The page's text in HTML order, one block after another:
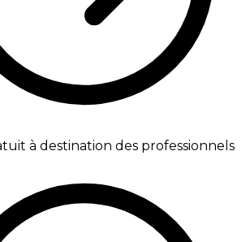
à destination des professionnels